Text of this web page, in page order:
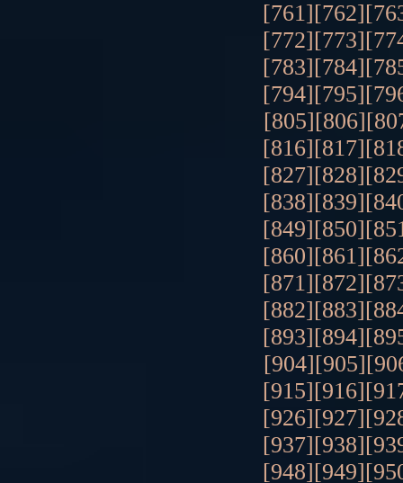
[761][762]
[772][773]
[783][784]
[794][795]
[805][806]
[816][817]
[827][828]
[838][839]
[849][850]
[860][861]
[871][872]
[882][883]
[893][894]
[904][905]
[915][916]
[926][927]
[937][938]
[948][949]